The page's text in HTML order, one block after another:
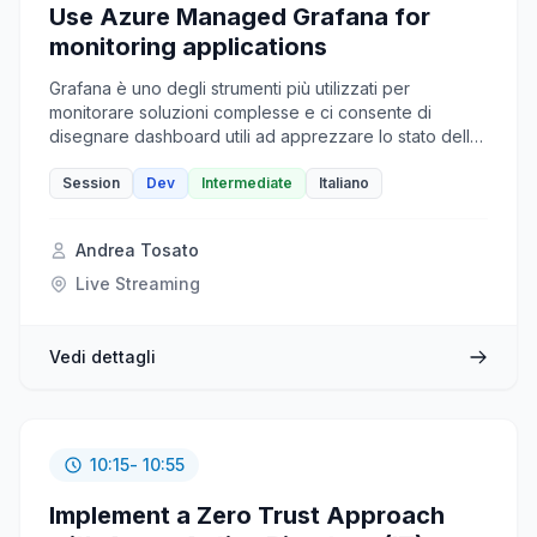
Use Azure Managed Grafana for
monitoring applications
Grafana è uno degli strumenti più utilizzati per
monitorare soluzioni complesse e ci consente di
disegnare dashboard utili ad apprezzare lo stato delle
servizio gestito, iniziamo a vedere come sfruttare
Session Dev Intermediate Italiano
Andrea Tosato
Live Streaming
Vedi dettagli
10:15- 10:55
Implement a Zero Trust Approach